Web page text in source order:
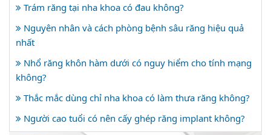
Trám răng tại nha khoa có đau không?
Nguyên nhân và cách phòng bệnh sâu răng hiệu quả
nhất
Nhổ răng khôn hàm dưới có nguy hiểm cho tính mạng
không?
Thắc mắc dùng chỉ nha khoa có làm thưa răng không?
Người cao tuổi có nên cấy ghép răng implant không?